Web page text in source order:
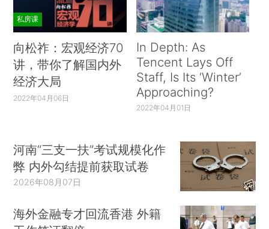
私房课
向松祚：宏观经济70
讲，带你了解国内外
经济大局
2022年04月06日
In Depth: As
Tencent Lays Off
Staff, Is Its ‘Winter’
Approaching?
2022年04月01日
河南“三支一扶”考试规模化作
弊 内外勾结提前获取试卷
2026年08月07日
海外金融专才回流香港 外籍